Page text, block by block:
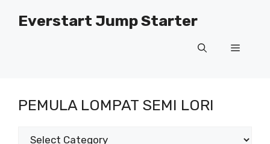
Everstart Jump Starter
Menu
PEMULA LOMPAT SEMI LORI
Kategori